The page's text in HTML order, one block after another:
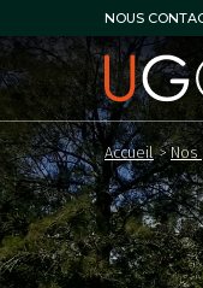
NOUS
Accueil >